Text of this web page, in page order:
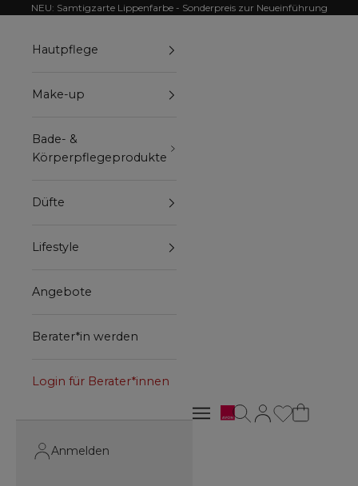
Zum Inhalt springen
NEU: Samtigzarte Lippenfarbe - Sonderpreis zur Neueinführung
Avon
Navigationsmenü öffnen
Suche öffnen
Hautpflege
Make-up
Bade- &
Körperpflegeprodukte
Düfte
Lifestyle
Angebote
Berater*in werden
Login für Berater*innen
Anmelden